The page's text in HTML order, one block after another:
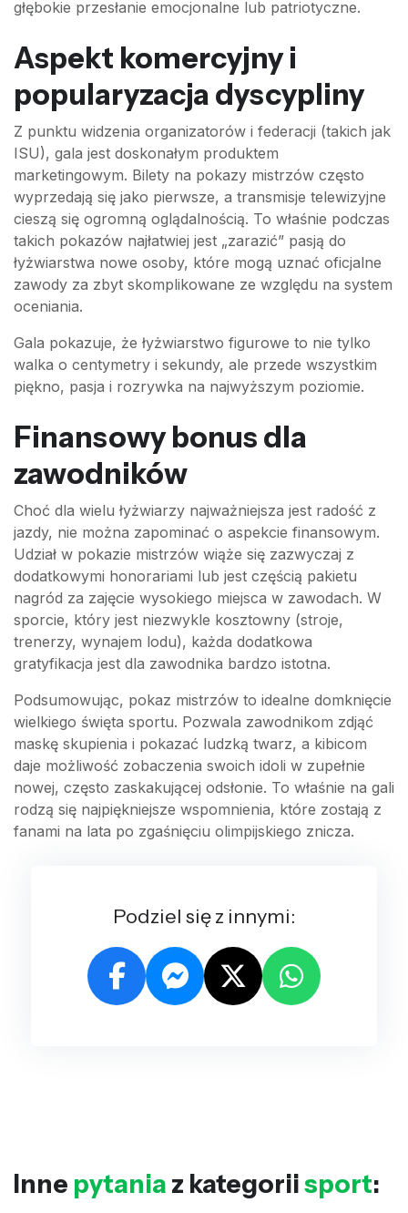
głębokie przesłanie emocjonalne lub patriotyczne.
Aspekt komercyjny i
popularyzacja dyscypliny
Z punktu widzenia organizatorów i federacji (takich jak
ISU), gala jest doskonałym produktem
marketingowym. Bilety na pokazy mistrzów często
wyprzedają się jako pierwsze, a transmisje telewizyjne
cieszą się ogromną oglądalnością. To właśnie podczas
takich pokazów najłatwiej jest „zarazić” pasją do
łyżwiarstwa nowe osoby, które mogą uznać oficjalne
zawody za zbyt skomplikowane ze względu na system
oceniania.
Gala pokazuje, że łyżwiarstwo figurowe to nie tylko
walka o centymetry i sekundy, ale przede wszystkim
piękno, pasja i rozrywka na najwyższym poziomie.
Finansowy bonus dla
zawodników
Choć dla wielu łyżwiarzy najważniejsza jest radość z
jazdy, nie można zapominać o aspekcie finansowym.
Udział w pokazie mistrzów wiąże się zazwyczaj z
dodatkowymi honorariami lub jest częścią pakietu
nagród za zajęcie wysokiego miejsca w zawodach. W
sporcie, który jest niezwykle kosztowny (stroje,
trenerzy, wynajem lodu), każda dodatkowa
gratyfikacja jest dla zawodnika bardzo istotna.
Podsumowując, pokaz mistrzów to idealne domknięcie
wielkiego święta sportu. Pozwala zawodnikom zdjąć
maskę skupienia i pokazać ludzką twarz, a kibicom
daje możliwość zobaczenia swoich idoli w zupełnie
nowej, często zaskakującej odsłonie. To właśnie na gali
rodzą się najpiękniejsze wspomnienia, które zostają z
fanami na lata po zgaśnięciu olimpijskiego znicza.
Podziel się z innymi:
Inne pytania z kategoriisport: